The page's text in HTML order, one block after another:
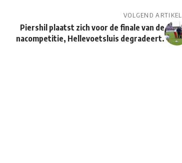
VOLGEND ARTIKEL
Piershil plaatst zich voor de finale van de
nacompetitie, Hellevoetsluis degradeert.